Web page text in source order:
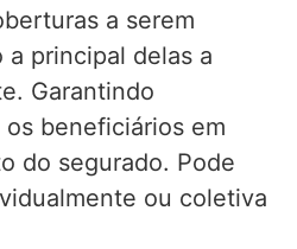
a serem
a principal delas a
Garantindo
beneficiários em
do segurado. Pode
ou coletiva